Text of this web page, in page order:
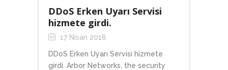
DDoS Erken Uyarı Servisi
hizmete girdi.
17 Nisan 2018
DDoS Erken Uyarı Servisi hizmete
girdi. Arbor Networks, the security